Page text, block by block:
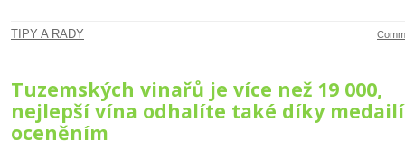
TIPY A RADY
Tuzemských vinařů je více než 19 000,
nejlepší vína odhalíte také díky
oceněním